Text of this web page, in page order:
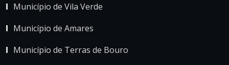
Município de Vila Verde
Município de Amares
Município de Terras de Bouro